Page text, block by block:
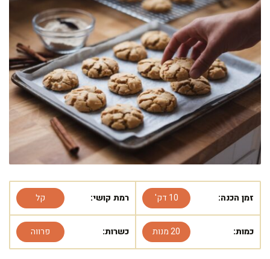
זמן הכנה: 10 דק' רמת קושי: קל
כמות: 20 מנות כשרות: פרווה